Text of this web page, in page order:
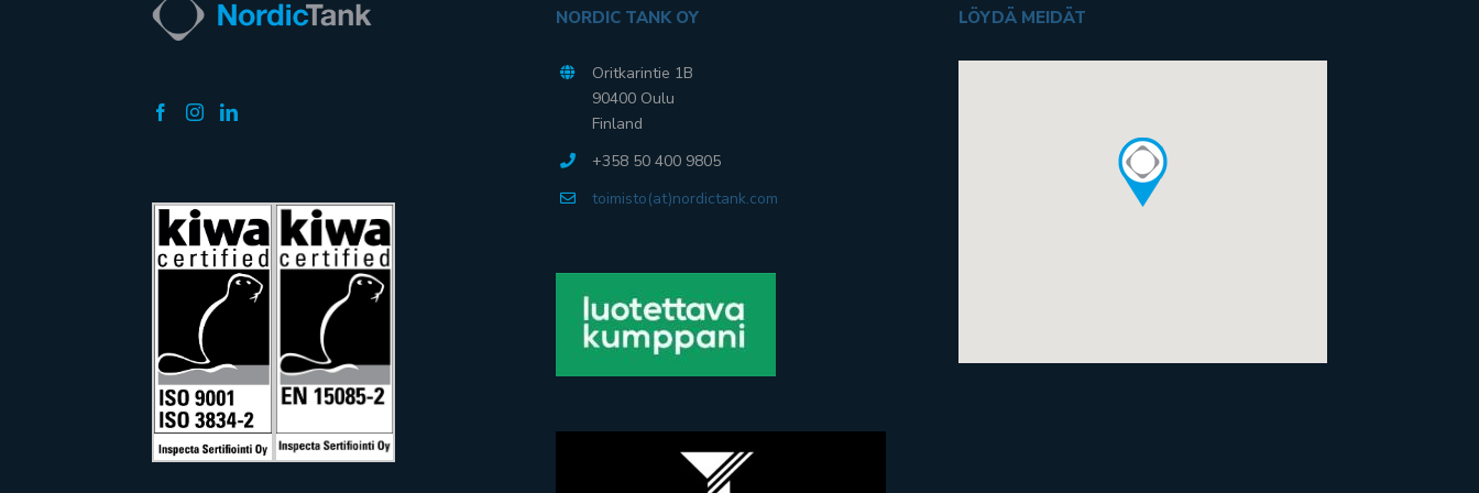
NORDIC TANK OY
Oritkarintie 1B
90400 Oulu
Finland
+358 50 400 9805
toimisto(at)nordictank.com
LÖYDÄ MEIDÄT